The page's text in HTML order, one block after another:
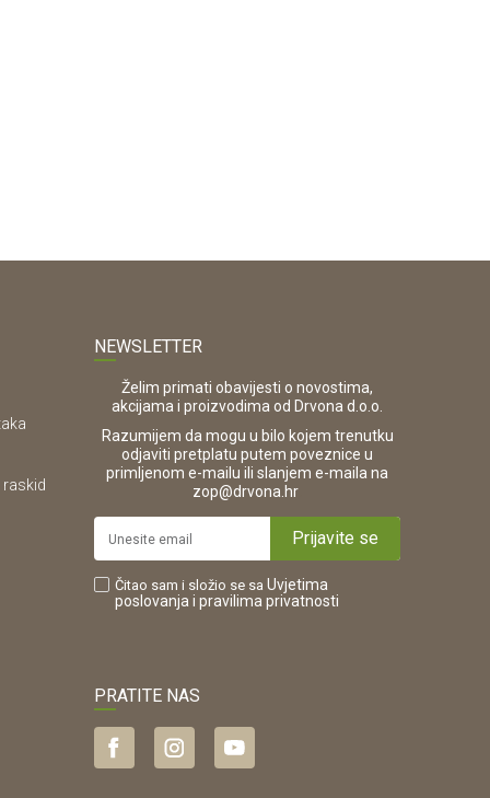
raskid
NEWSLETTER
Želim primati obavijesti o novostima,
akcijama i proizvodima od Drvona d.o.o.
Razumijem da mogu u bilo kojem trenutku
odjaviti pretplatu putem poveznice u
primljenom e-mailu ili slanjem e-maila na
zop@drvona.hr.
Prijavite se
Čitao sam i složio se sa Uvjetima
poslovanja i pravilima privatnosti
PRATITE NAS